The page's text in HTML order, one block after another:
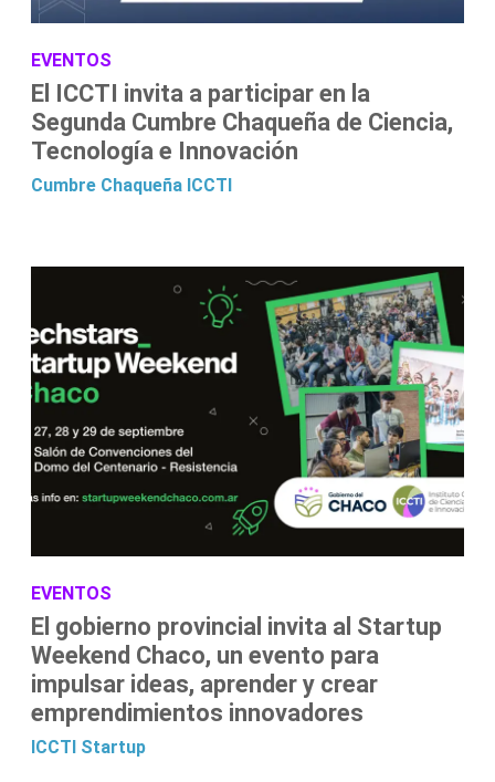
EVENTOS
El ICCTI invita a participar en la
Segunda Cumbre Chaqueña de Ciencia,
Tecnología e Innovación
Cumbre Chaqueña ICCTI
EVENTOS
El gobierno provincial invita al Startup
Weekend Chaco, un evento para
impulsar ideas, aprender y crear
emprendimientos innovadores
ICCTI Startup